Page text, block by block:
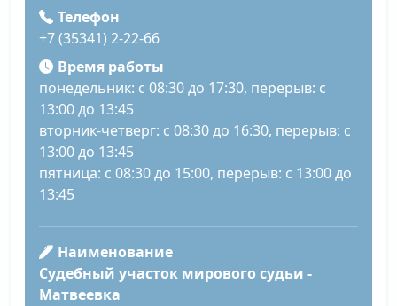
Телефон
+7 (35341) 2-22-66
Время работы
понедельник: с 08:30 до 17:30, перерыв: с
13:00 до 13:45
вторник-четверг: с 08:30 до 16:30, перерыв: с
13:00 до 13:45
пятница: с 08:30 до 15:00, перерыв: с 13:00 до
13:45
Наименование
Судебный участок мирового судьи -
Матвеевка